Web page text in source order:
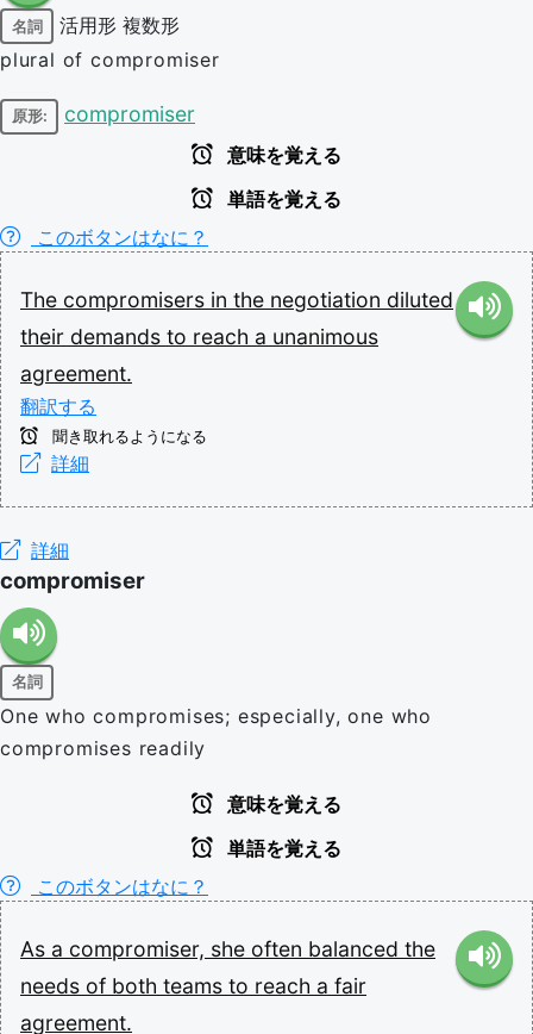
名詞 活用形 複数形
plural of compromiser
原形: compromiser
意味を覚える
単語を覚える
このボタンはなに？
The compromisers in the negotiation diluted
their demands to reach a unanimous
agreement.
翻訳する
聞き取れるようになる
詳細
詳細
compromiser
名詞
One who compromises; especially, one who
compromises readily
意味を覚える
単語を覚える
このボタンはなに？
As a compromiser, she often balanced the
needs of both teams to reach a fair
agreement.